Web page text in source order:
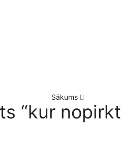
Sākums
“kur